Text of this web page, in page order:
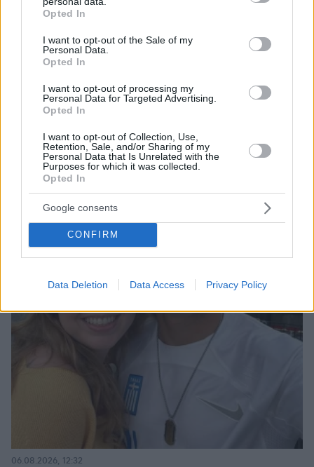
grant or deny consent to Google and its third-party tags to
use your data for below specified purposes in below Google
consent section.
Opted In
I want to opt-out of the Sale of my
Personal Data.
Opted In
I want to opt-out of processing my
Personal Data for Targeted Advertising.
Opted In
I want to opt-out of Collection, Use,
Retention, Sale, and/or Sharing of my
Personal Data that Is Unrelated with the
Purposes for which it was collected.
Opted In
Google consents
CONFIRM
Data Deletion Data Access Privacy Policy
Φωτιά στο Αριοχώρι Καλαμάτας, επιχειρούν δύο
πριν 39 λεπτά
ΔΕΙΤΕ ΟΛΕΣ ΤΙΣ ΕΙΔΗΣΕΙΣ
ΤΑ ΠΙΟ ΔΗΜΟΦΙΛΗ
06.08.2026, 12:32